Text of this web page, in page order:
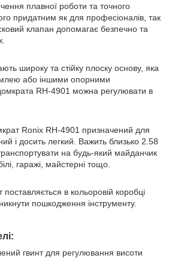
плавної роботи та точного
придатним як для професіоналів, так
клапан допомагає безпечно та
широку та стійку плоску основу, яка
або іншими опорними
RH-4901 можна регулювати в
Ronix RH-4901 призначений для
і досить легкий. Важить близько 2.58
на будь-який майданчик
гаражі, майстерні тощо.
в кольоровій коробці
пошкодження інструменту.
гвинт для регулювання висоти